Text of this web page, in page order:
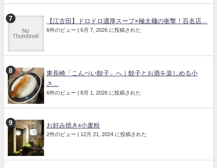
【江古田】ドロドロ濃厚スープ×極太麺の衝撃！百名店...
6件のビュー | 6月 7, 2026 に投稿された
東長崎「こんぺい餃子」へ｜餃子とお酒を楽しめる小
さ...
6件のビュー | 8月 1, 2026 に投稿された
お好み焼き🟰小麦粉
2件のビュー | 12月 21, 2024 に投稿された